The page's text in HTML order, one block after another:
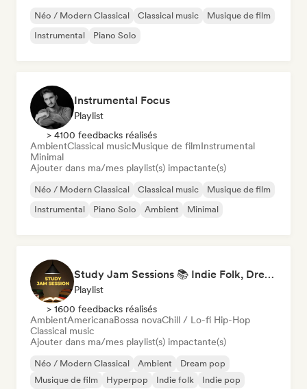
Néo / Modern Classical Classical music
Musique de film
Instrumental
Piano Solo
Instrumental Focus
Playlist
> 4100 feedbacks réalisés
AmbientClassical musicMusique de filmInstrumental
Minimal
Ajouter dans ma/mes playlist(s) impactante(s)
Néo / Modern Classical Classical music
Musique de film
Instrumental
Piano Solo Ambient Minimal
Study Jam Sessions 📚 Indie Folk, Dream Pop & Singer-Songwriter
Playlist
> 1600 feedbacks réalisés
AmbientAmericanaBossa novaChill / Lo-fi Hip-Hop
Classical music
Ajouter dans ma/mes playlist(s) impactante(s)
Néo / Modern Classical Ambient
Dream pop
Musique de film
Hyperpop Indie folk Indie pop